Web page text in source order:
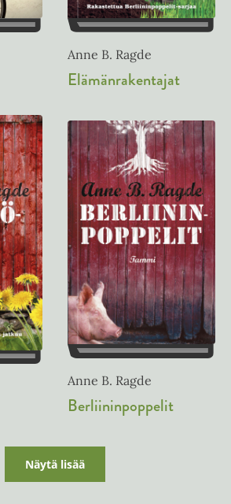
Anne B. Ragde
Elämänrakentajat
Anne B. Ragde
Berliininpoppelit
Näytä lisää